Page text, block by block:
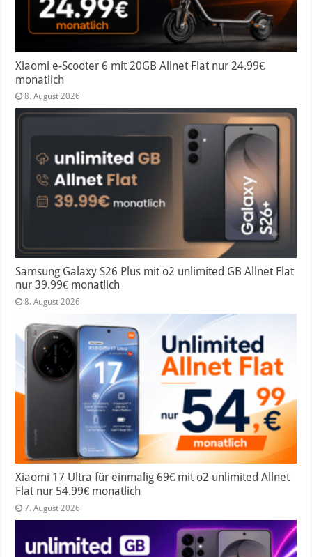
Xiaomi e-Scooter 6 mit 20GB Allnet Flat nur 24.99€
monatlich
8. August 2026
Samsung Galaxy S26 Plus mit o2 unlimited GB Allnet Flat
nur 39.99€ monatlich
8. August 2026
Xiaomi 17 Ultra für einmalig 69€ mit o2 unlimited Allnet
Flat nur 54.99€ monatlich
7. August 2026